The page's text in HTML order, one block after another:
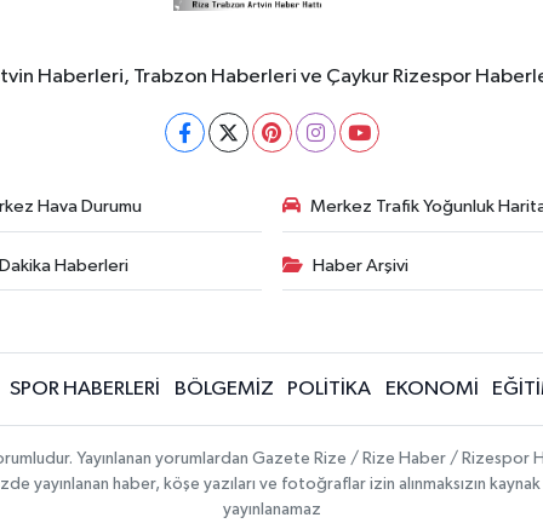
Haberleri, Trabzon Haberleri ve Çaykur Rizespor
Hava Durumu Merkez Trafik Yoğunluk
Haberleri Haber Arşivi
SPOR HABERLERİ BÖLGEMİZ POLİTİKA EKONOMİ
Yayınlanan yorumlardan Gazete Rize / Rize Haber /
yayınlanan haber, köşe yazıları ve fotoğraflar izin alınmaksızın
yayınlanamaz